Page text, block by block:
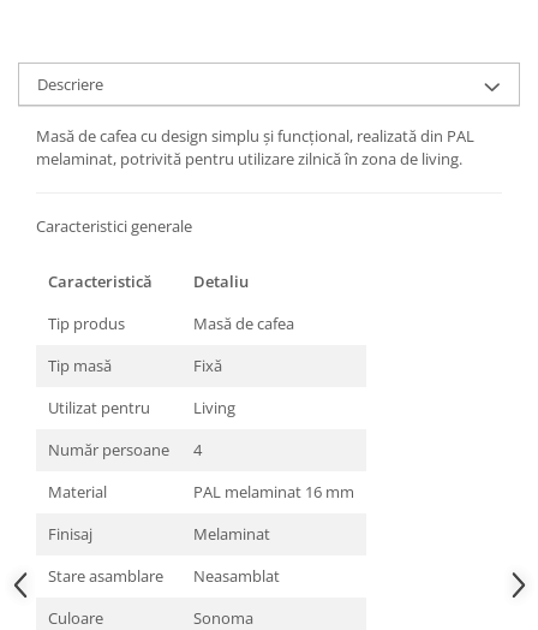
Descriere
Masă de cafea cu design simplu și funcțional, realizată din PAL
melaminat, potrivită pentru utilizare zilnică în zona de living.
Caracteristici generale
Caracteristică
Detaliu
Tip produs
Masă de cafea
Tip masă
Fixă
Utilizat pentru
Living
Număr persoane
4
Material
PAL melaminat 16 mm
Finisaj
Melaminat
Stare asamblare
Neasamblat
Culoare
Sonoma